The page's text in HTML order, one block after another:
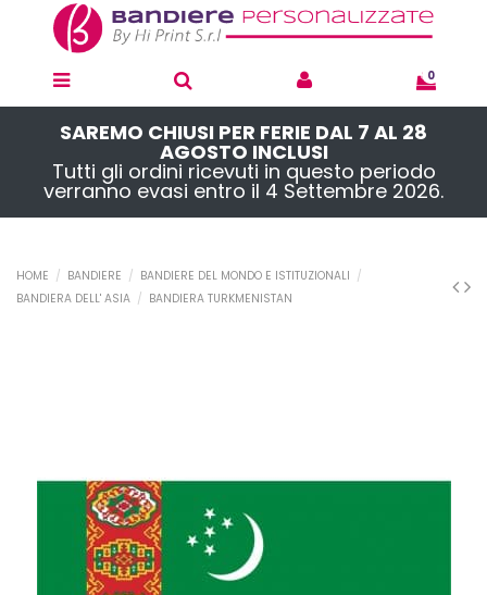
0
SAREMO CHIUSI PER FERIE DAL 7 AL 28
AGOSTO INCLUSI
Tutti gli ordini ricevuti in questo periodo
verranno evasi entro il 4 Settembre 2026.
HOME BANDIERE
BANDIERE DEL MONDO E ISTITUZIONALI
BANDIERA DELL' ASIA
BANDIERA TURKMENISTAN